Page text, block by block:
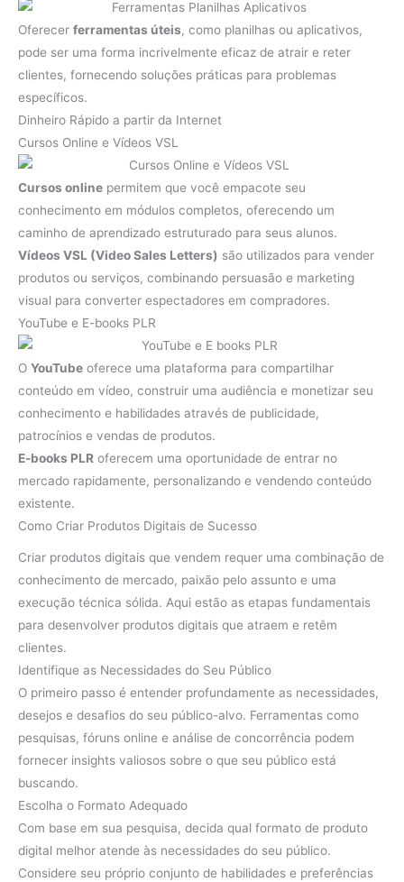
Oferecer ferramentas úteis, como planilhas ou aplicativos,
pode ser uma forma incrivelmente eficaz de atrair e reter
clientes, fornecendo soluções práticas para problemas
específicos.
Dinheiro Rápido a partir da Internet
Cursos Online e Vídeos VSL
Cursos online permitem que você empacote seu
conhecimento em módulos completos, oferecendo um
caminho de aprendizado estruturado para seus alunos.
Vídeos VSL (Video Sales Letters) são utilizados para vender
produtos ou serviços, combinando persuasão e marketing
visual para converter espectadores em compradores.
YouTube e E-books PLR
O YouTube oferece uma plataforma para compartilhar
conteúdo em vídeo, construir uma audiência e monetizar seu
conhecimento e habilidades através de publicidade,
patrocínios e vendas de produtos.
E-books PLR oferecem uma oportunidade de entrar no
mercado rapidamente, personalizando e vendendo conteúdo
existente.
Como Criar Produtos Digitais de Sucesso
Criar produtos digitais que vendem requer uma combinação de
conhecimento de mercado, paixão pelo assunto e uma
execução técnica sólida. Aqui estão as etapas fundamentais
para desenvolver produtos digitais que atraem e retêm
clientes.
Identifique as Necessidades do Seu Público
O primeiro passo é entender profundamente as necessidades,
desejos e desafios do seu público-alvo. Ferramentas como
pesquisas, fóruns online e análise de concorrência podem
fornecer insights valiosos sobre o que seu público está
buscando.
Escolha o Formato Adequado
Com base em sua pesquisa, decida qual formato de produto
digital melhor atende às necessidades do seu público.
Considere seu próprio conjunto de habilidades e preferências